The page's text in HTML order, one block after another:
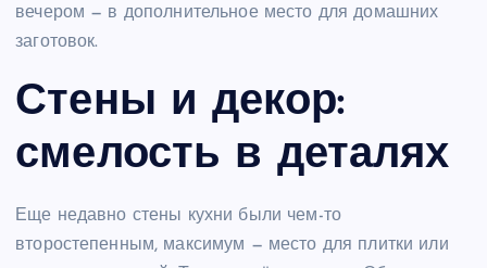
вечером — в дополнительное место для домашних
заготовок.
Стены и декор:
смелость в деталях
Еще недавно стены кухни были чем-то
второстепенным, максимум — место для плитки или